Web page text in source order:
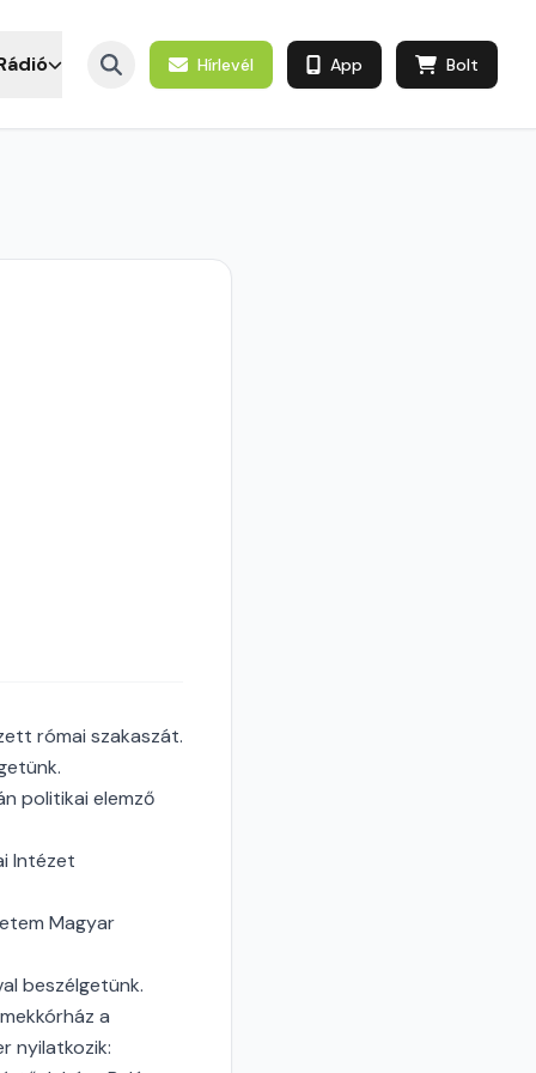
Hírlevél App Bolt
római szakaszát.
politikai elemző
Intézet
Magyar
beszélgetünk.
a
nyilatkozik: